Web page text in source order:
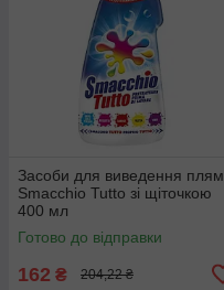
Засоби для виведення плям
Smacchio Tutto зі щіточкою
400 мл
Готово до відправки
162 ₴ 204,22 ₴